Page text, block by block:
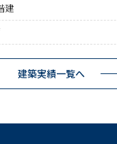
建
建築実績一覧へ